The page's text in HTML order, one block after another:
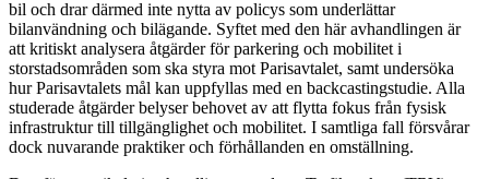
bil och drar därmed inte nytta av policys som underlättar
bilanvändning och bilägande. Syftet med den här avhandlingen är
att kritiskt analysera åtgärder för parkering och mobilitet i
storstadsområden som ska styra mot Parisavtalet, samt undersöka
hur Parisavtalets mål kan uppfyllas med en backcastingstudie. Alla
studerade åtgärder belyser behovet av att flytta fokus från fysisk
infrastruktur till tillgänglighet och mobilitet. I samtliga fall försvårar
dock nuvarande praktiker och förhållanden en omställning.